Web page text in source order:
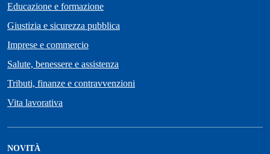
Educazione e formazione
Giustizia e sicurezza pubblica
Imprese e commercio
Salute, benessere e assistenza
Tributi, finanze e contravvenzioni
Vita lavorativa
NOVITÀ